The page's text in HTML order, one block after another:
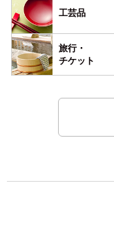
工芸品
旅行・
チケット